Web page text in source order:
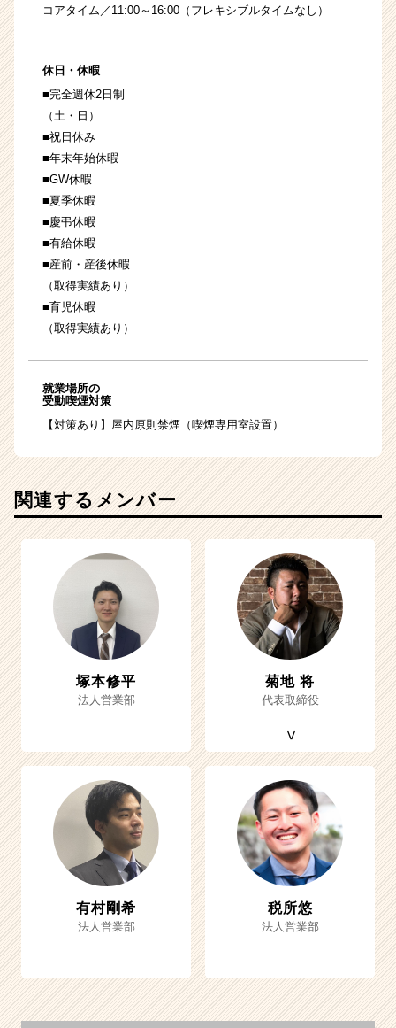
コアタイム／11:00～16:00（フレキシブルタイムなし）
休日・休暇
■完全週休2日制
（土・日）
■祝日休み
■年末年始休暇
■GW休暇
■夏季休暇
■慶弔休暇
■有給休暇
■産前・産後休暇
（取得実績あり）
■育児休暇
（取得実績あり）
就業場所の
受動喫煙対策
【対策あり】屋内原則禁煙（喫煙専用室設置）
関連するメンバー
塚本修平
法人営業部
菊地 将
代表取締役
有村剛希
法人営業部
税所悠
法人営業部